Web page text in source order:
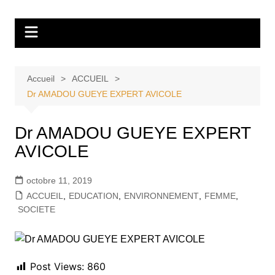
contenu
Tvdescollines
Accueil
ACCUEIL
Dr AMADOU GUEYE EXPERT AVICOLE
Dr AMADOU GUEYE EXPERT
AVICOLE
octobre 11, 2019
ACCUEIL
EDUCATION ENVIRONNEMENT, FEMME,
SOCIETE
Post Views: 860